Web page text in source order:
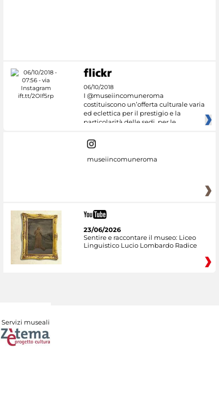
06/10/2018
I @museiincomuneroma
costituiscono un’offerta culturale varia
ed eclettica per il prestigio e la
particolarità delle sedi, per le
museiincomuneroma
23/06/2026
Sentire e raccontare il museo: Liceo
Linguistico Lucio Lombardo Radice
Servizi museali